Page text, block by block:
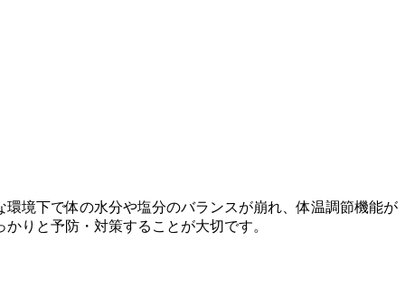
環境下で体の水分や塩分のバランスが崩れ、体温調節機能が
りと予防・対策することが大切です。